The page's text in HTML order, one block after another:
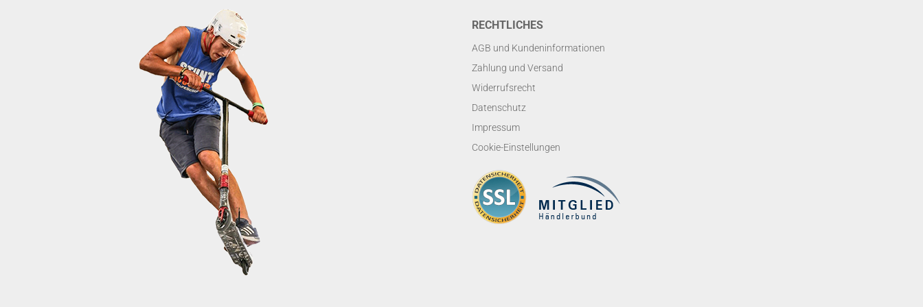
RECHTLICHES
AGB und Kundeninformationen
Zahlung und Versand
Widerrufsrecht
Datenschutz
Impressum
Cookie-Einstellungen